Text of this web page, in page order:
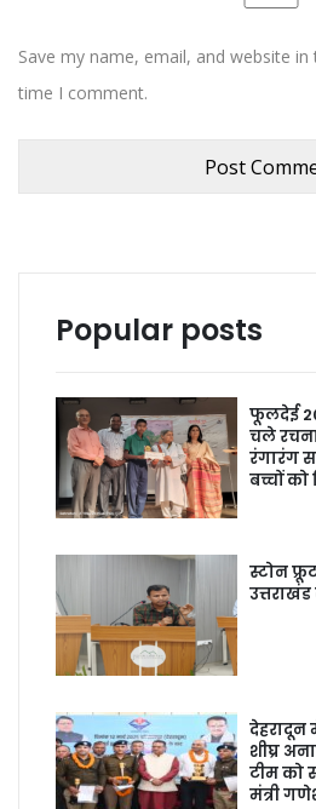
Save my name, email, and website
time I comment.
Popular posts
फूलदेई
चले
रंगारंग
बच्चों
स्टोन
देहरादून
शीघ्र
टीम को
मंत्री